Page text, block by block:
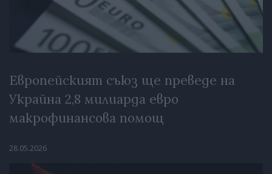
Европейският съюз ще преведе на
Украйна 2,8 милиарда евро
макрофинансова помощ
28.05.2026